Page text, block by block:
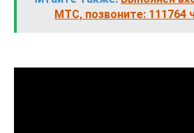
МТС, позвоните: 111764